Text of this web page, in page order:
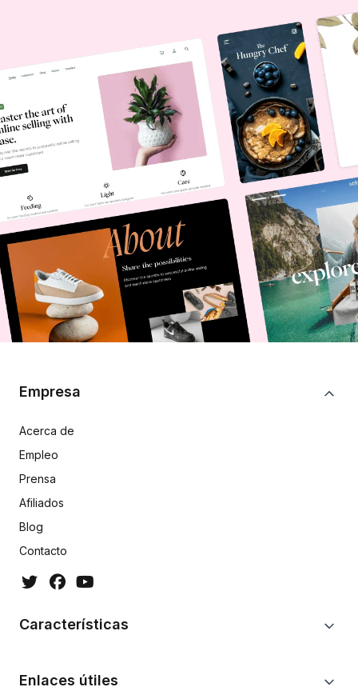
Empresa
Acerca de
Empleo
Prensa
Afiliados
Blog
Contacto
Características
Enlaces útiles